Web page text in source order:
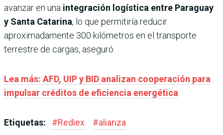
avanzar en una integración logística entre Paraguay
y Santa Catarina, lo que permitiría reducir
aproximadamente 300 kilómetros en el transporte
terrestre de cargas, aseguró.
Lea más: AFD, UIP y BID analizan cooperación para
impulsar créditos de eficiencia energética
Etiquetas: #Rediex #alianza